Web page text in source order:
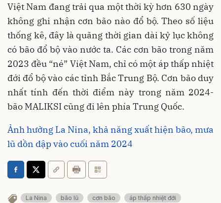
Việt Nam đang trải qua một thời kỳ hơn 630 ngày
không ghi nhận cơn bão nào đổ bộ. Theo số liệu
thống kê, đây là quãng thời gian dài kỷ lục không
có bão đổ bộ vào nước ta. Các cơn bão trong năm
2023 đều “né” Việt Nam, chỉ có một áp thấp nhiệt
đới đổ bộ vào các tỉnh Bắc Trung Bộ. Cơn bão duy
nhất tính đến thời điểm này trong năm 2024-
bão MALIKSI cũng đi lên phía Trung Quốc.
Ảnh hưởng La Nina, khả năng xuất hiện bão, mưa
lũ dồn dập vào cuối năm 2024
La Nina bão lũ cơn bão áp thấp nhiệt đới